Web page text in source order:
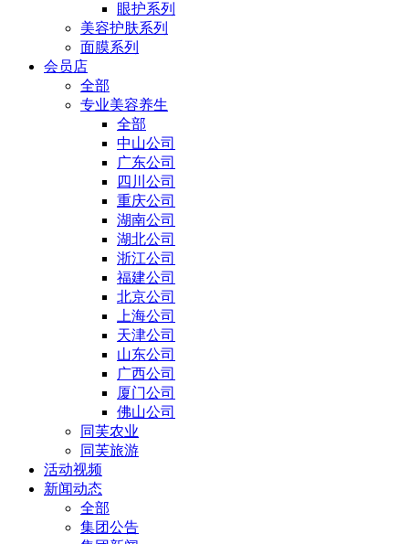
眼护系列
美容护肤系列
面膜系列
会员店
全部
专业美容养生
全部
中山公司
广东公司
四川公司
重庆公司
湖南公司
湖北公司
浙江公司
福建公司
北京公司
上海公司
天津公司
山东公司
广西公司
厦门公司
佛山公司
同芙农业
同芙旅游
活动视频
新闻动态
全部
集团公告